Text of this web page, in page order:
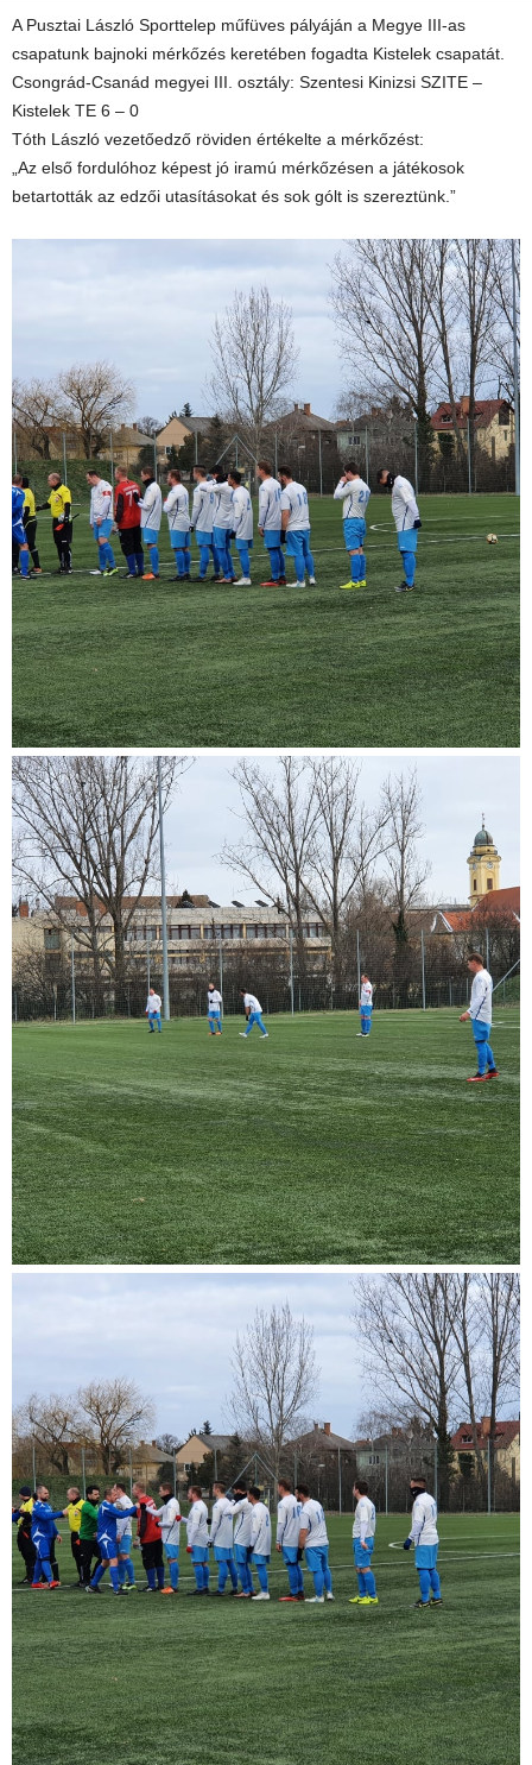
A Pusztai László Sporttelep műfüves pályáján a Megye III-as
csapatunk bajnoki mérkőzés keretében fogadta Kistelek csapatát.
Csongrád-Csanád megyei III. osztály: Szentesi Kinizsi SZITE –
Kistelek TE 6 – 0
Tóth László vezetőedző röviden értékelte a mérkőzést:
„Az első fordulóhoz képest jó iramú mérkőzésen a játékosok
betartották az edzői utasításokat és sok gólt is szereztünk.”